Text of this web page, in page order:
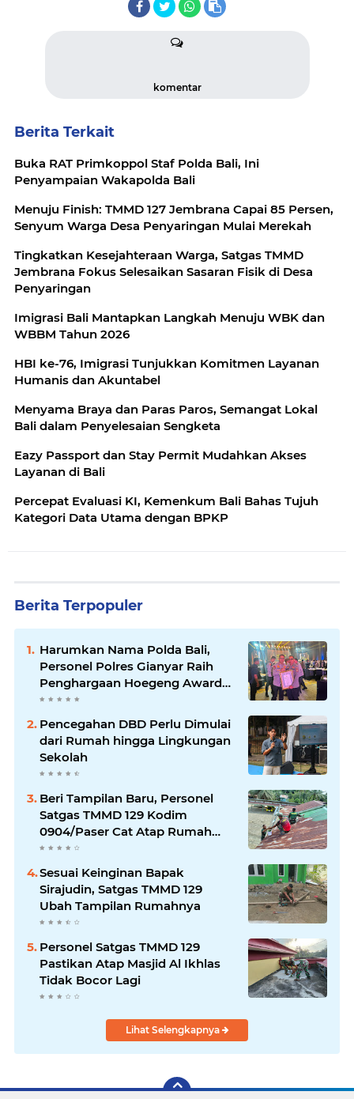
komentar
Berita Terkait
Buka RAT Primkoppol Staf Polda Bali, Ini
Penyampaian Wakapolda Bali
Menuju Finish: TMMD 127 Jembrana Capai 85 Persen,
Senyum Warga Desa Penyaringan Mulai Merekah
Tingkatkan Kesejahteraan Warga, Satgas TMMD
Jembrana Fokus Selesaikan Sasaran Fisik di Desa
Penyaringan
Imigrasi Bali Mantapkan Langkah Menuju WBK dan
WBBM Tahun 2026
HBI ke-76, Imigrasi Tunjukkan Komitmen Layanan
Humanis dan Akuntabel
Menyama Braya dan Paras Paros, Semangat Lokal
Bali dalam Penyelesaian Sengketa
Eazy Passport dan Stay Permit Mudahkan Akses
Layanan di Bali
Percepat Evaluasi KI, Kemenkum Bali Bahas Tujuh
Kategori Data Utama dengan BPKP
Berita Terpopuler
Harumkan Nama Polda Bali,
Personel Polres Gianyar Raih
Penghargaan Hoegeng Awards
2026
Pencegahan DBD Perlu Dimulai
dari Rumah hingga Lingkungan
Sekolah
Beri Tampilan Baru, Personel
Satgas TMMD 129 Kodim
0904/Paser Cat Atap Rumah
Marbot
Sesuai Keinginan Bapak
Sirajudin, Satgas TMMD 129
Ubah Tampilan Rumahnya
Personel Satgas TMMD 129
Pastikan Atap Masjid Al Ikhlas
Tidak Bocor Lagi
Lihat Selengkapnya